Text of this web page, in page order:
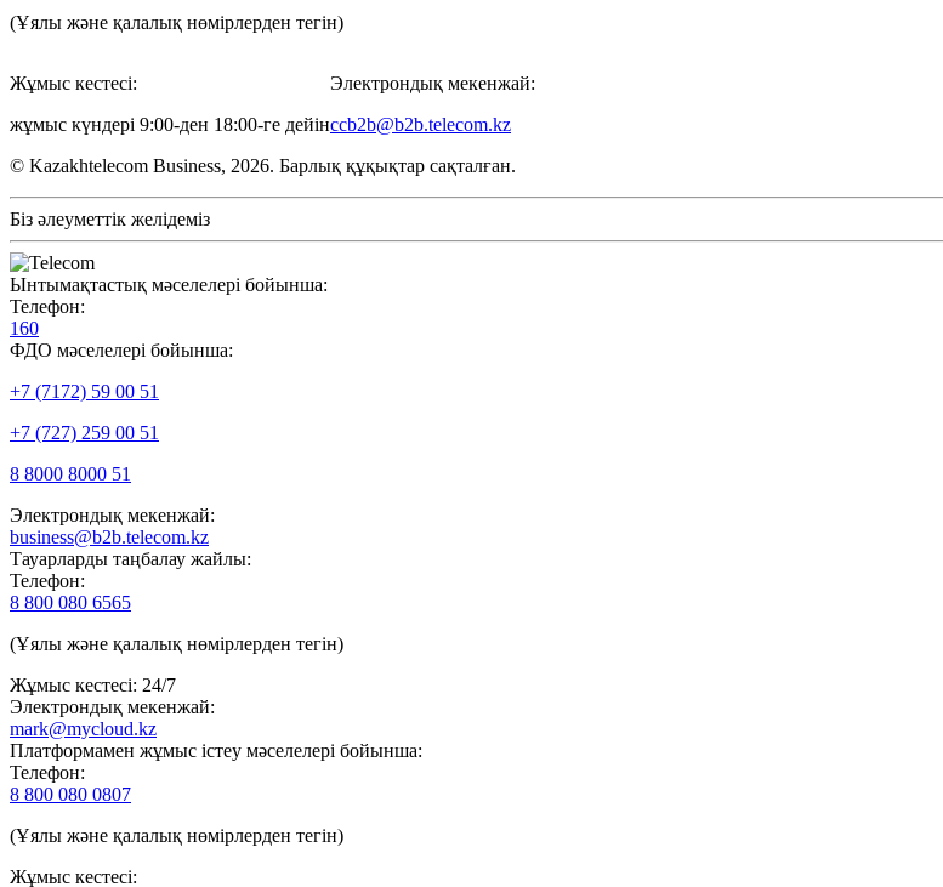
(Ұялы және қалалық нөмірлерден тегін)
Жұмыс кестесі:
жұмыс күндері 9:00-ден 18:00-ге дейін
Электрондық мекенжай:
ccb2b@b2b.telecom.kz
© Kazakhtelecom Business, 2026. Барлық құқықтар сақталған.
Біз әлеуметтік желідеміз
Ынтымақтастық мәселелері бойынша:
Телефон:
160
ФДО мәселелері бойынша:
+7 (7172) 59 00 51
+7 (727) 259 00 51
8 8000 8000 51
Электрондық мекенжай:
business@b2b.telecom.kz
Тауарларды таңбалау жайлы:
Телефон:
8 800 080 6565
(Ұялы және қалалық нөмірлерден тегін)
Жұмыс кестесі: 24/7
Электрондық мекенжай:
mark@mycloud.kz
Платформамен жұмыс істеу мәселелері бойынша:
Телефон:
8 800 080 0807
(Ұялы және қалалық нөмірлерден тегін)
Жұмыс кестесі: